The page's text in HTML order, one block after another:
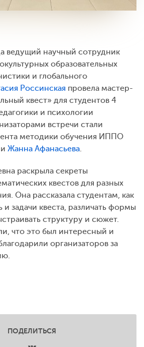
ведущий научный сотрудник
образовательных
и глобального
Россинская провела мастер-
квест» для студентов 4
и психологии
встречи стали
методики обучения ИППО
и Жанна Афанасьева.
раскрыла секреты
квестов для разных
Она рассказала студентам, как
и задачи квеста, различать формы
структуру и сюжет.
что это был интересный и
организаторов за
ПОДЕЛИТЬСЯ